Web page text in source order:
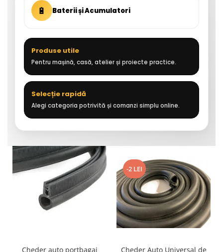
🔋 Baterii și Acumulatori
Produse utile
Pentru mașină, casă, atelier și proiecte practice.
Selecție rapidă
Alegi categoria potrivită și comanzi simplu online.
Cheder auto portbagaj
-2 LEI
Cheder Auto Universal de